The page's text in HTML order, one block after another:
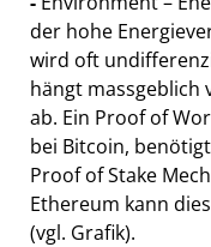
der hohe
wird oft
hängt massgeblich
ab. Ein Proof of
bei Bitcoin,
Proof of Stake
Ethereum kann
(vgl. Grafik).